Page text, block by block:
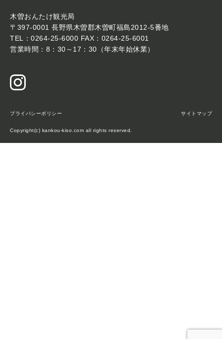
木曽おんたけ観光局
〒397-0001 長野県木曽郡木曽町福島2012-5番地
TEL：0264-25-6000 FAX：0264-25-6001
営業時間：8：30～17：30（年末年始休業）
プライバシーポリシー サイトマップ
Copyright(c) kankou-kiso.com all rights reserved.